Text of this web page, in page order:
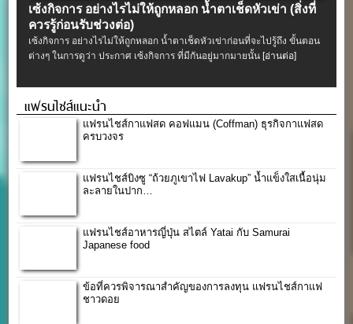
เซ้งกิจการ อย่างไรไม่ให้ถูกหลอก น้ำตาเช็ดหัวเข่า (สิ่งที่
ควรรู้ก่อนรับช่วงต่อ)
เซ้งกิจการ อย่างไรไม่ให้ถูกหลอก น้ำตาเช็ดหัวเข่าก่อนที่จะไปรู้ถึง ขั้นตอน
ต่างๆ ในการดูว่า ประกาศ เซ้งกิจการ ที่มีกันอยู่มากมายนั้น[อ่านต่อ]
แฟรนไชส์แนะนำ
แฟรนไชส์กาแฟสด คอฟแมน (Coffman) ธุรกิจกาแฟสด
ครบวงจร
แฟรนไชส์บิงซู “ถ้วยภูเขาไฟ Lavakup” น้ำแข็งใสเนื้อนุ่ม
ละลายในปาก…
แฟรนไชส์อาหารญี่ปุ่น สไตล์ Yatai กับ Samurai
Japanese food
ข้อที่ควรพิจารณาสำคัญของการลงทุน แฟรนไชส์กาแฟ
ชาวดอย